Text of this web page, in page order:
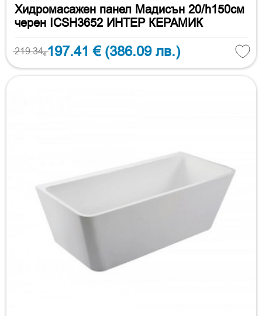
Хидромасажен панел Мадисън 20/h150см
черен ICSH3652 ИНТЕР КЕРАМИК
219.34€197.41 € (386.09 лв.)